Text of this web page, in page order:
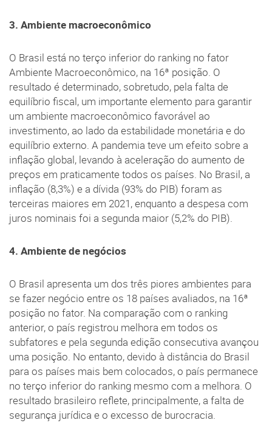
3. Ambiente macroeconômico
O Brasil está no terço inferior do ranking no fator
Ambiente Macroeconômico, na 16ª posição. O
resultado é determinado, sobretudo, pela falta de
equilíbrio fiscal, um importante elemento para garantir
um ambiente macroeconômico favorável ao
investimento, ao lado da estabilidade monetária e do
equilíbrio externo. A pandemia teve um efeito sobre a
inflação global, levando à aceleração do aumento de
preços em praticamente todos os países. No Brasil, a
inflação (8,3%) e a dívida (93% do PIB) foram as
terceiras maiores em 2021, enquanto a despesa com
juros nominais foi a segunda maior (5,2% do PIB).
4. Ambiente de negócios
O Brasil apresenta um dos três piores ambientes para
se fazer negócio entre os 18 países avaliados, na 16ª
posição no fator. Na comparação com o ranking
anterior, o país registrou melhora em todos os
subfatores e pela segunda edição consecutiva avançou
uma posição. No entanto, devido à distância do Brasil
para os países mais bem colocados, o país permanece
no terço inferior do ranking mesmo com a melhora. O
resultado brasileiro reflete, principalmente, a falta de
segurança jurídica e o excesso de burocracia.